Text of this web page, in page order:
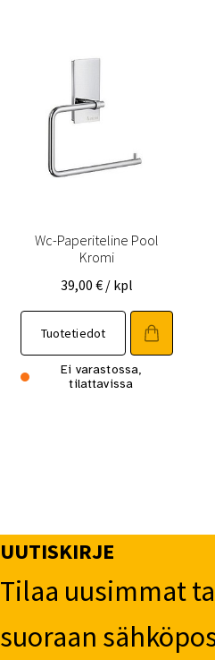
Wc-Paperiteline Pool
Kromi
39,00 € / kpl
Tuotetiedot
Ei varastossa,
tilattavissa
UUTISKIRJE
Tilaa uusimmat
suoraan